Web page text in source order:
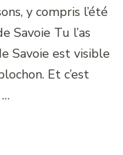
y compris l’été
Savoie Tu l’as
Savoie est visible
Et c’est